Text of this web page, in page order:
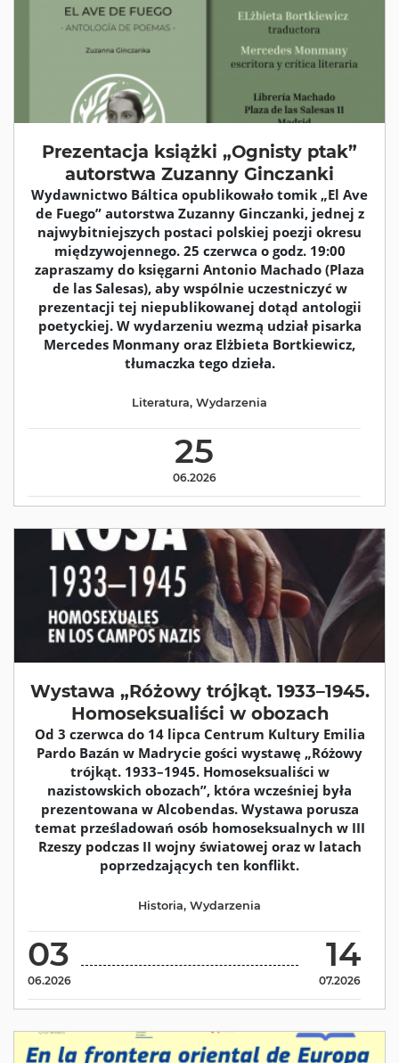
Prezentacja książki „Ognisty ptak”
autorstwa Zuzanny Ginczanki
Wydawnictwo Báltica opublikowało tomik „El Ave
de Fuego” autorstwa Zuzanny Ginczanki, jednej z
najwybitniejszych postaci polskiej poezji okresu
międzywojennego. 25 czerwca o godz. 19:00
zapraszamy do księgarni Antonio Machado (Plaza
de las Salesas), aby wspólnie uczestniczyć w
prezentacji tej niepublikowanej dotąd antologii
poetyckiej. W wydarzeniu wezmą udział pisarka
Mercedes Monmany oraz Elżbieta Bortkiewicz,
tłumaczka tego dzieła.
25
06.2026
Literatura, Wydarzenia
Wystawa „Różowy trójkąt. 1933–1945.
Homoseksualiści w obozach
Od 3 czerwca do 14 lipca Centrum Kultury Emilia
Pardo Bazán w Madrycie gości wystawę „Różowy
trójkąt. 1933–1945. Homoseksualiści w
nazistowskich obozach”, która wcześniej była
prezentowana w Alcobendas. Wystawa porusza
temat prześladowań osób homoseksualnych w III
Rzeszy podczas II wojny światowej oraz w latach
poprzedzających ten konflikt.
03
06.2026
14
07.2026
Historia, Wydarzenia